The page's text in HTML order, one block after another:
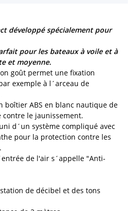
développé spécialement pour
pour les bateaux à voile et à
et moyenne.
goût permet une fixation
exemple à l´arceau de
boîtier ABS en blanc nautique de
le jaunissement.
d´un système compliqué avec
pour la protection contre les
de l'air s´appelle "Anti-
de décibel et des tons